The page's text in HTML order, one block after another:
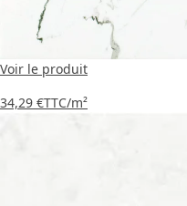
Voir le produit
34,29 €TTC/m²